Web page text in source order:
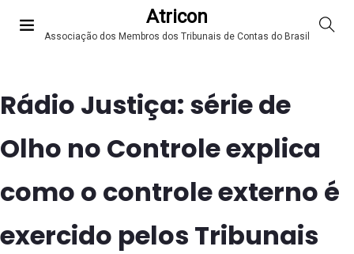
Atricon
Associação dos Membros dos Tribunais de Contas do Brasil
Rádio Justiça: série de
Olho no Controle explica
como o controle externo é
exercido pelos Tribunais